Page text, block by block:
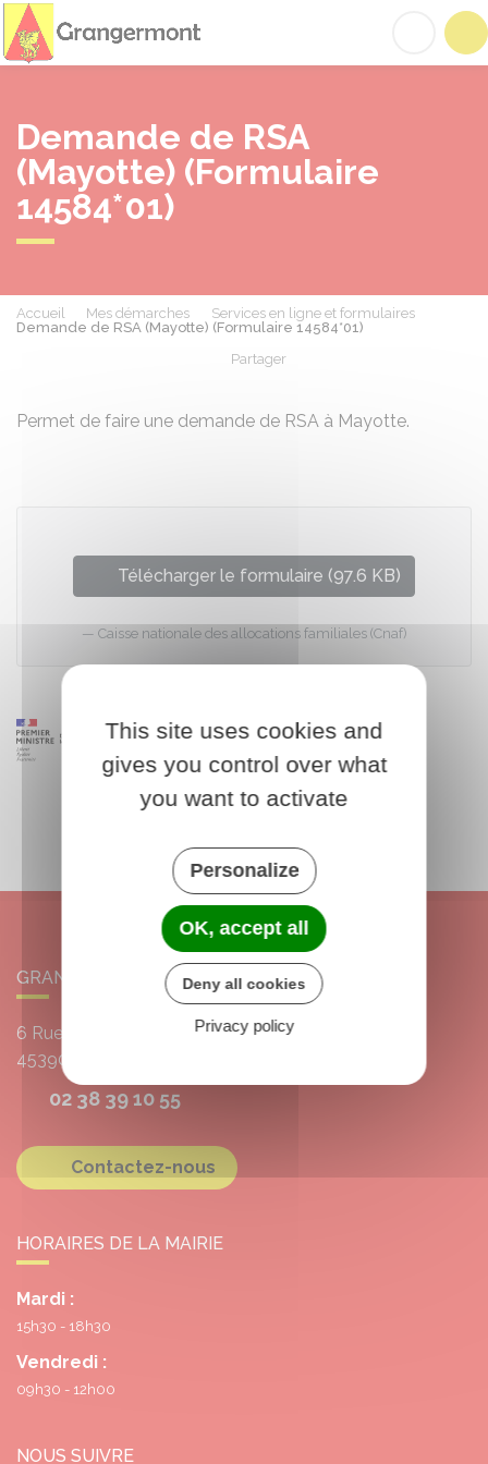
Demande de RSA
(Mayotte) (Formulaire
14584*01)
Accueil Mes démarches
Services en ligne et formulaires
Demande de RSA (Mayotte) (Formulaire 14584*01)
Partager
Permet de faire une demande de RSA à Mayotte.
Télécharger le formulaire (97.6 KB)
Caisse nationale des allocations familiales (Cnaf)
GRANGERMONT
6 Rue de l'École
45390
02 38 39 10 55
Contactez-nous
HORAIRES DE LA MAIRIE
Mardi :
15h30 - 18h30
Vendredi :
09h30 - 12h00
NOUS SUIVRE
This site uses cookies and
gives you control over what
you want to activate
Personalize
OK, accept all
Deny all cookies
Privacy policy